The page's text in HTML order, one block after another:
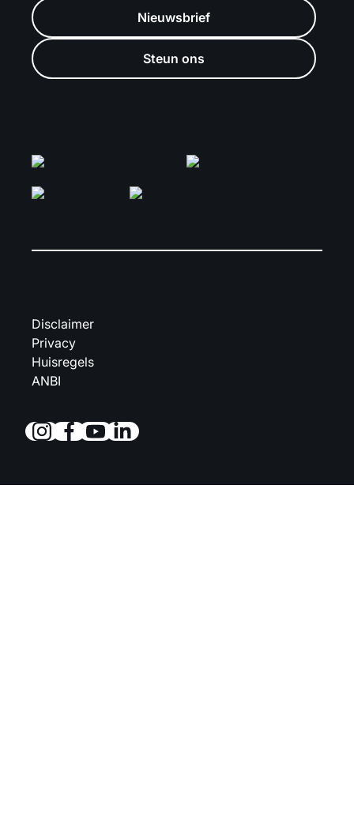
Nieuwsbrief
Steun ons
Disclaimer
Privacy
Huisregels
ANBI